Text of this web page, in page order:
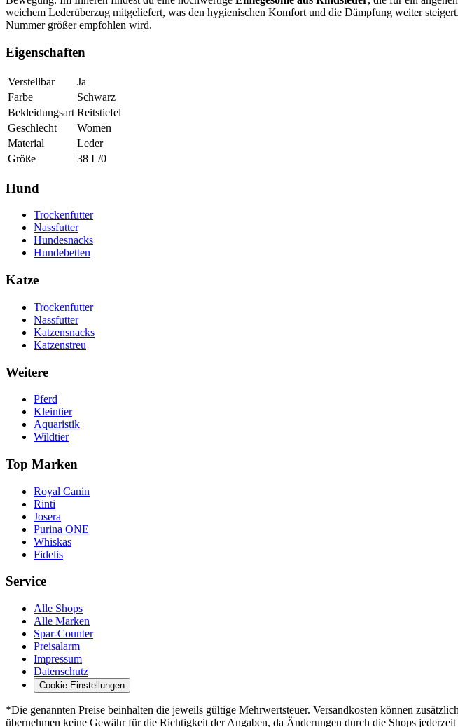
weichem Lederüberzug mitgeliefert, was den hygienischen Komfort und die Dämpfung weiter
Nummer größer empfohlen wird.
Eigenschaften
Verstellbar
Ja
Farbe
Schwarz
Bekleidungsart Reitstiefel
Geschlecht
Women
Material
Leder
Größe
38 L/0
Hund
Trockenfutter
Nassfutter
Hundesnacks
Hundebetten
Katze
Trockenfutter
Nassfutter
Katzensnacks
Katzenstreu
Weitere
Pferd
Kleintier
Aquaristik
Wildtier
Top Marken
Royal Canin
Rinti
Josera
Purina ONE
Whiskas
Fidelis
Service
Alle Shops
Alle Marken
Spar-Counter
Preisalarm
Impressum
Datenschutz
Cookie-Einstellungen
*Die genannten Preise beinhalten die jeweils gültige Mehrwertsteuer. Versandkosten können
übernehmen keine Gewähr für die Richtigkeit der Angaben, da Änderungen durch die Shops